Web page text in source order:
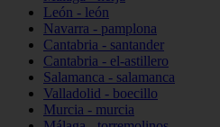
León - león
Navarra - pamplona
Cantabria - santander
Cantabria - el-astillero
Salamanca - salamanca
Valladolid - boecillo
Murcia - murcia